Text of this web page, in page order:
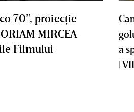
70”, proiecţie
MIRCEA
Filmului
a
|